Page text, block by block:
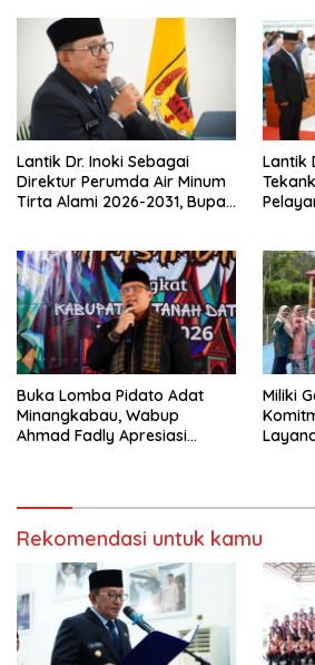
Lantik Dr. Inoki Sebagai
Direktur Perumda Air Minum
Tirta Alami 2026-2031, Bupati
Fakta Integritas Berdasarkan
Visi dan Misi
Lantik
Buka Lomba Pidato Adat
Minangkabau, Wabup
Ahmad Fadly Apresiasi
Miliki
Rekomendasi untuk kamu